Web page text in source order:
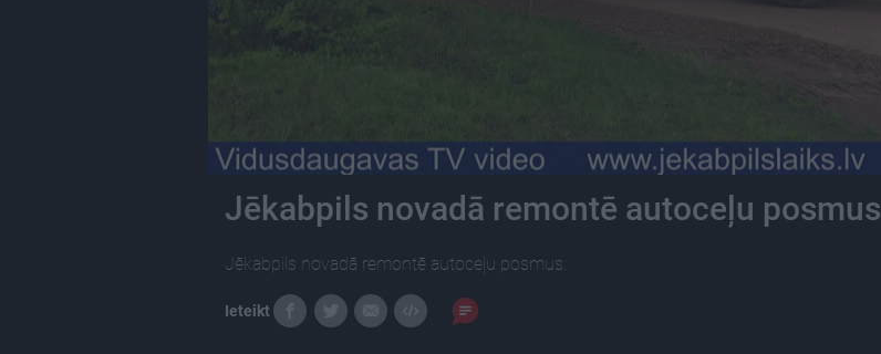
Jēkabpils novadā remontē autoceļu posmus
Jēkabpils novadā remontē autoceļu posmus.
Ieteikt